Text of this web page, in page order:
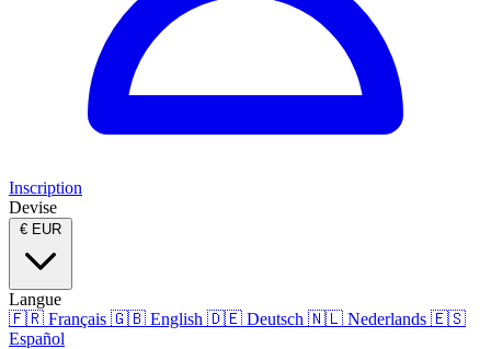
Inscription
Devise
€ EUR
Langue
🇫🇷 Français 🇬🇧 English 🇩🇪 Deutsch 🇳🇱 Nederlands 🇪🇸
Español